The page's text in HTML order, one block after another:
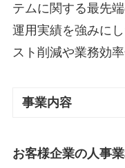
テムに関する最先
運用実績を強みに
スト削減や業務効
事業内容
お客様企業の人事